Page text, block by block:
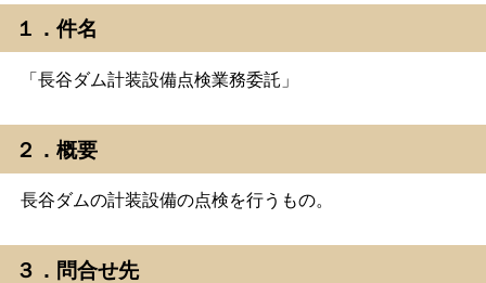
１．件名
「長谷ダム計装設備点検業務委託」
２．概要
長谷ダムの計装設備の点検を行うもの。
３．問合せ先